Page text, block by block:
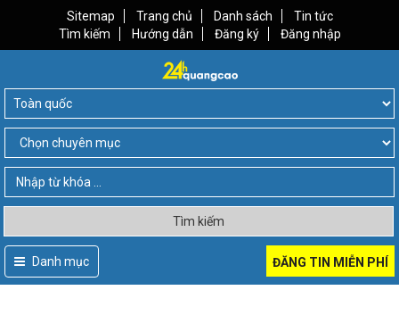
Sitemap Trang chủ Danh sách
Tin tức
Tìm kiếm
Hướng dẫn Đăng ký Đăng nhập
Tìm kiếm
Danh mục ĐĂNG TIN MIỄN PHÍ